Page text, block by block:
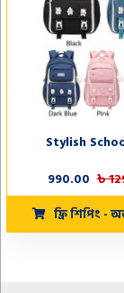
Stylish
990.00 ৳
ফ্রি শিপিং -